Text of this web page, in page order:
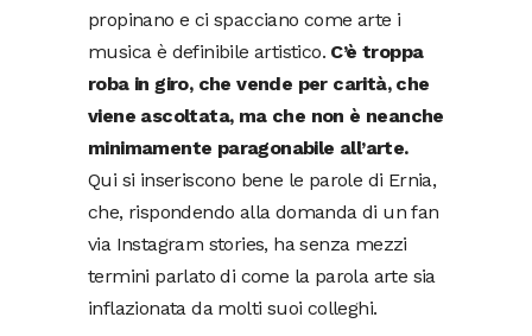
propinano e ci spacciano come arte i
musica è definibile artistico. C’è troppa
roba in giro, che vende per carità, che
viene ascoltata, ma che non è neanche
minimamente paragonabile all’arte.
Qui si inseriscono bene le parole di Ernia,
che, rispondendo alla domanda di un fan
via Instagram stories, ha senza mezzi
termini parlato di come la parola arte sia
inflazionata da molti suoi colleghi.